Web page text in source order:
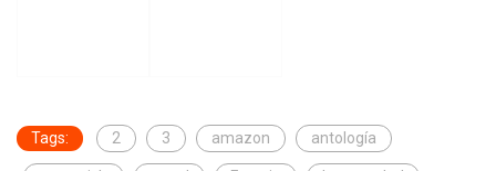
Tags: 2 3 amazon antología